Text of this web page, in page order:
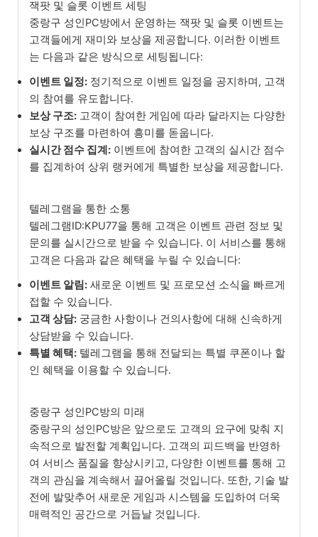
잭팟 및 슬롯 이벤트 세팅
중랑구 성인PC방에서 운영하는 잭팟 및 슬롯 이벤트는
고객들에게 재미와 보상을 제공합니다. 이러한 이벤트
는 다음과 같은 방식으로 세팅됩니다:
이벤트 일정: 정기적으로 이벤트 일정을 공지하며, 고객
의 참여를 유도합니다.
보상 구조: 고객이 참여한 게임에 따라 달라지는 다양한
보상 구조를 마련하여 흥미를 돋웁니다.
실시간 점수 집계: 이벤트에 참여한 고객의 실시간 점수
를 집계하여 상위 랭커에게 특별한 보상을 제공합니다.
텔레그램을 통한 소통
텔레그램ID:KPU77을 통해 고객은 이벤트 관련 정보 및
문의를 실시간으로 받을 수 있습니다. 이 서비스를 통해
고객은 다음과 같은 혜택을 누릴 수 있습니다:
이벤트 알림: 새로운 이벤트 및 프로모션 소식을 빠르게
접할 수 있습니다.
고객 상담: 궁금한 사항이나 건의사항에 대해 신속하게
상담받을 수 있습니다.
특별 혜택: 텔레그램을 통해 전달되는 특별 쿠폰이나 할
인 혜택을 이용할 수 있습니다.
중랑구 성인PC방의 미래
중랑구의 성인PC방은 앞으로도 고객의 요구에 맞춰 지
속적으로 발전할 계획입니다. 고객의 피드백을 반영하
여 서비스 품질을 향상시키고, 다양한 이벤트를 통해 고
객의 관심을 계속해서 끌어올릴 것입니다. 또한, 기술 발
전에 발맞추어 새로운 게임과 시스템을 도입하여 더욱
매력적인 공간으로 거듭날 것입니다.